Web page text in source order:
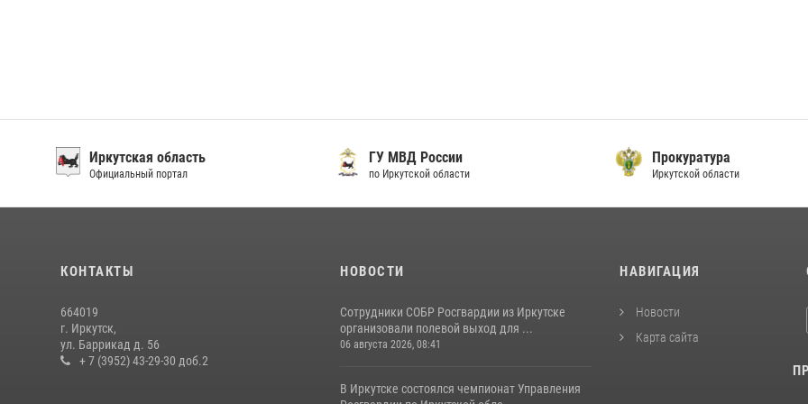
Иркутская область
Официальный портал
ГУ МВД России
по Иркутской области
Прокуратура
Иркутской области
КОНТАКТЫ
664019
г. Иркутск,
ул. Баррикад д. 56
+ 7 (3952) 43-29-30 доб.2
НОВОСТИ
Сотрудники СОБР Росгвардии из Иркутске
организовали полевой выход для ...
06 августа 2026, 08:41
В Иркутске состоялся чемпионат Управления
НАВИГАЦИЯ
Новости
Карта сайта